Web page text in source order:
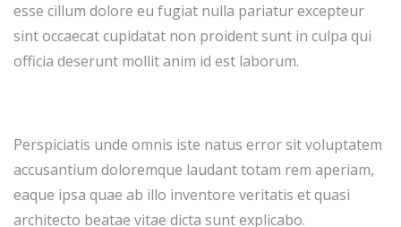
esse cillum dolore eu fugiat nulla pariatur excepteur
sint occaecat cupidatat non proident sunt in culpa qui
officia deserunt mollit anim id est laborum.
Perspiciatis unde omnis iste natus error sit voluptatem
accusantium doloremque laudant totam rem aperiam,
eaque ipsa quae ab illo inventore veritatis et quasi
architecto beatae vitae dicta sunt explicabo.